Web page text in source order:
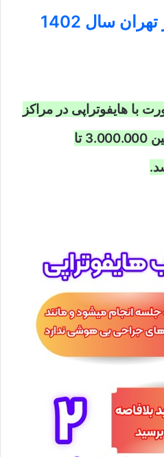
قیمت هایفوتراپی در تهران سال 1402
با هایفوتراپی در مراکز
زیبایی معتبر تهران، بازه بین 3.000.000 تا